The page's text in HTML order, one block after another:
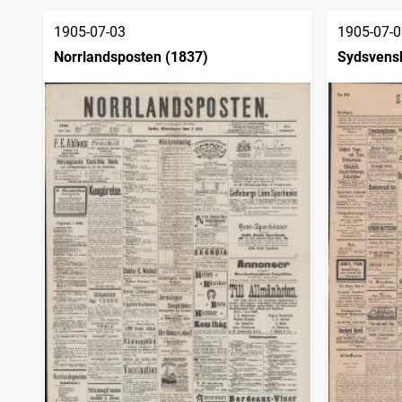
träffar
Örnsköldsviks allehanda
träffar
Kalmar
Elfsborgs läns tidning
2 290
träffar
Socialdemokraten
träffar
Västerviks veckoblad
2 254
träffar
Dalpilen (1854)
2 244
träffar
Göteborgs dagblad (1918)
2 188
träffar
Haparandabladet, Haaparannanlehti
2 184
träffar
Skara tidning
2 180
träffar
Provinstidningen Dalsland
1 504
träffar
Västervikstidningen
1 461
träffar
Arbetaren (Stockholm : 1922)
1 395
träffar
Trollhättans tidning (Vänersborg : 1903)
1 311
träffar
Svenska folkviljan, organ för Svenska folkförbundet
1 119
träffar
Hvar 8 dag
1 096
träffar
Reformatorn
1 088
träffar
Signalen (Göteborg : 1900)
1 087
träffar
Nya Wermlandstidningen
836
1905-07-03
Norrlandsposten (1837)
1905-07-